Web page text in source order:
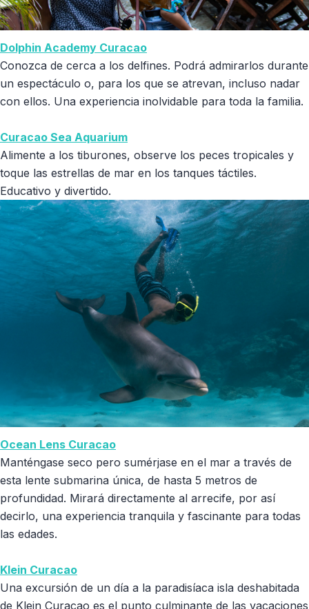
Dolphin Academy Curacao
Conozca de cerca a los delfines. Podrá admirarlos durante
un espectáculo o, para los que se atrevan, incluso nadar
con ellos. Una experiencia inolvidable para toda la familia.
Curacao Sea Aquarium
Alimente a los tiburones, observe los peces tropicales y
toque las estrellas de mar en los tanques táctiles.
Educativo y divertido.
Ocean Lens Curacao
Manténgase seco pero sumérjase en el mar a través de
esta lente submarina única, de hasta 5 metros de
profundidad. Mirará directamente al arrecife, por así
decirlo, una experiencia tranquila y fascinante para todas
las edades.
Klein Curacao
Una excursión de un día a la paradisíaca isla deshabitada
de Klein Curacao es el punto culminante de las vacaciones